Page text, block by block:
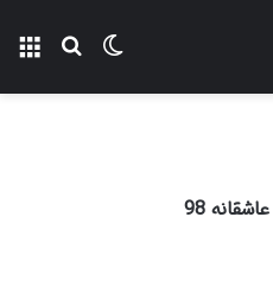
تغییر پوسته
98